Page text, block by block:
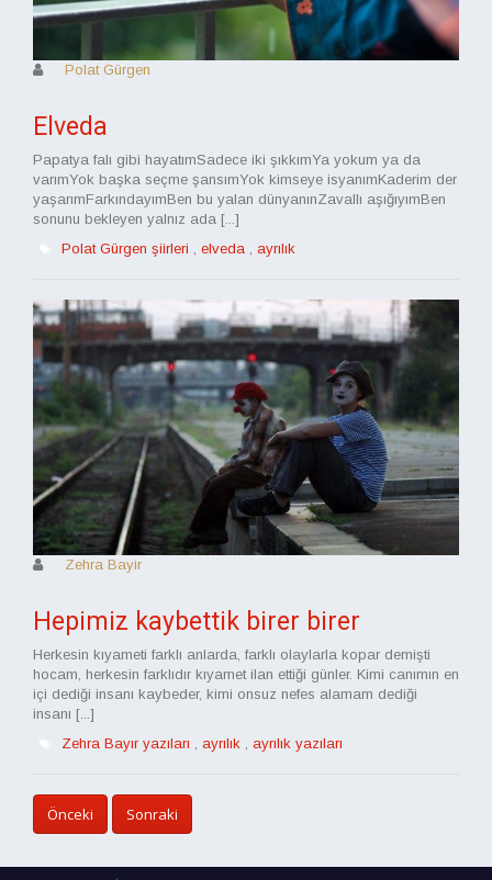
Polat Gürgen
Elveda
Papatya falı gibi hayatımSadece iki şıkkımYa yokum ya da
varımYok başka seçme şansımYok kimseye isyanımKaderim der
yaşarımFarkındayımBen bu yalan dünyanınZavallı aşığıyımBen
sonunu bekleyen yalnız ada [...]
Polat Gürgen şiirleri , elveda, ayrılık
Zehra Bayir
Hepimiz kaybettik birer birer
Herkesin kıyameti farklı anlarda, farklı olaylarla kopar demişti
hocam, herkesin farklıdır kıyamet ilan ettiği günler. Kimi canımın en
içi dediği insanı kaybeder, kimi onsuz nefes alamam dediği
insanı [...]
Zehra Bayır yazıları
ayrılık ayrılık yazıları
Önceki Sonraki